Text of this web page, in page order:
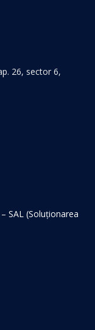
26, sector 6,
SAL (Soluționarea